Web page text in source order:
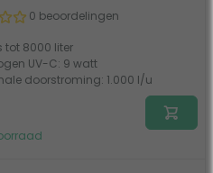
0 beoordelingen
tot 8000 liter
UV-C: 9 watt
doorstroming: 1.000 l/u